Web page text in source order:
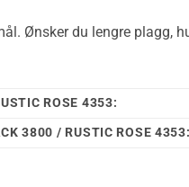
Ønsker du lengre plagg,
ROSE 4353:
3800 / RUSTIC ROSE 4353: